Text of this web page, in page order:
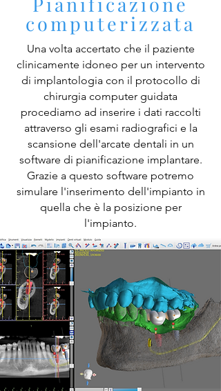
computerizzata
Una volta accertato che il paziente
clinicamente idoneo per un intervento
di implantologia con il protocollo di
chirurgia computer guidata
procediamo ad inserire i dati raccolti
attraverso gli esami radiografici e la
scansione dell'arcate dentali in un
software di pianificazione implantare.
Grazie a questo software potremo
simulare l'inserimento dell'impianto in
quella che è la posizione per
l'impianto.